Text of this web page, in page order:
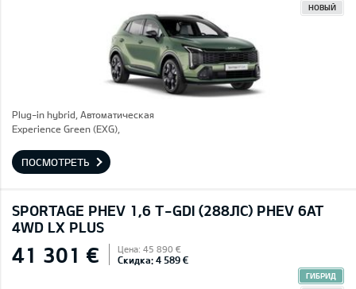
НОВЫЙ
Plug-in hybrid, Автоматическая
Experience Green (EXG),
ПОСМОТРЕТЬ
SPORTAGE PHEV 1,6 T-GDI (288ЛС) PHEV 6AT
4WD LX PLUS
41 301 € Цена: 45 890 €
Скидка: 4 589 €
ГИБРИД